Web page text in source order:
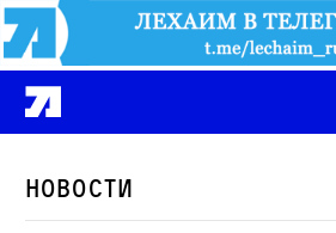
Новости